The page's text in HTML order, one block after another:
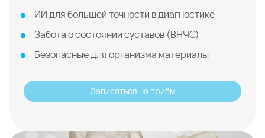
ИИ для большей точности в диагностике
Забота о состоянии суставов (ВНЧС)
Безопасные для организма материалы
Записаться на приём